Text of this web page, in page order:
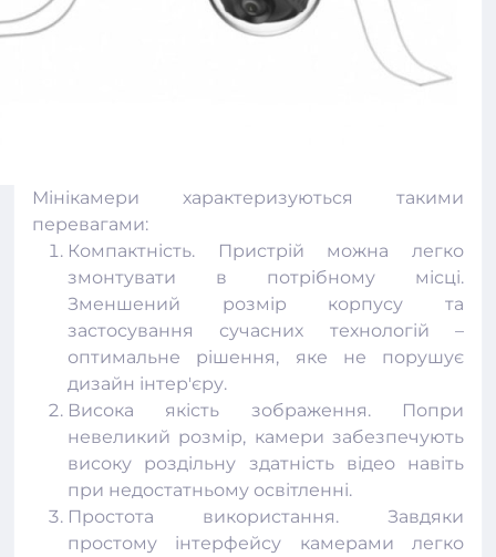
Мінікамери характеризуються такими
перевагами:
Компактність. Пристрій можна легко
змонтувати в потрібному місці.
Зменшений розмір корпусу та
застосування сучасних технологій –
оптимальне рішення, яке не порушує
дизайн інтер'єру.
Висока якість зображення. Попри
невеликий розмір, камери забезпечують
високу роздільну здатність відео навіть
при недостатньому освітленні.
Простота використання. Завдяки
простому інтерфейсу камерами легко